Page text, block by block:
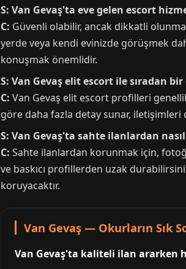
S: Van Gevaş'ta eve gelen escort
C: Güvenli olabilir, ancak dikkatli
yerde veya kendi evinizde görüşmek
konuşmak önemlidir.
S: Van Gevaş elit escort ile sıradan
C: Van Gevaş elit escort profilleri
göre daha fazla detay sunar, iletişimleri
S: Van Gevaş'ta sahte ilanlardan
C: Sahte ilanlardan korunmak için,
ve baskıcı profillerden uzak
koruyacaktır.
Van Gevaş — Okurların Sık
Van Gevaş'ta kaliteli ilan ararken